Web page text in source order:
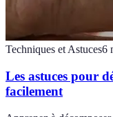
Techniques et Astuces6
Les astuces pour
facilement